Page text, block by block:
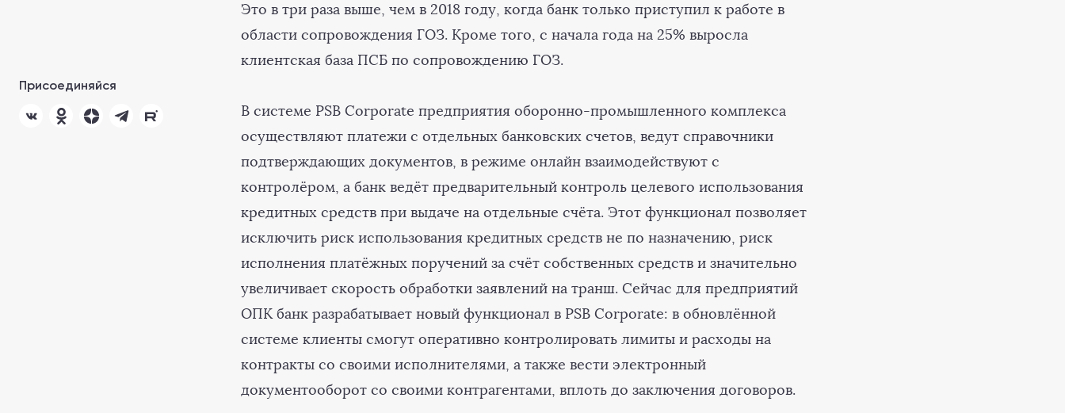
Присоединяйся
Это в три раза выше, чем в 2018 году, когда банк только приступил к работе в
области сопровождения ГОЗ. Кроме того, с начала года на 25% выросла
клиентская база ПСБ по сопровождению ГОЗ.
В системе PSB Corporate предприятия оборонно-промышленного комплекса
осуществляют платежи с отдельных банковских счетов, ведут справочники
подтверждающих документов, в режиме онлайн взаимодействуют с
контролёром, а банк ведёт предварительный контроль целевого использования
кредитных средств при выдаче на отдельные счёта. Этот функционал позволяет
исключить риск использования кредитных средств не по назначению, риск
исполнения платёжных поручений за счёт собственных средств и значительно
увеличивает скорость обработки заявлений на транш. Сейчас для предприятий
ОПК банк разрабатывает новый функционал в PSB Corporate: в обновлённой
системе клиенты смогут оперативно контролировать лимиты и расходы на
контракты со своими исполнителями, а также вести электронный
документооборот со своими контрагентами, вплоть до заключения договоров.